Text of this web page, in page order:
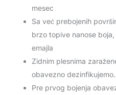
mesec
Sa već prebojenih
brzo topive nanose
emajla
Zidnim plesnima
obavezno dezinfikujemo.
Pre prvog bojenja